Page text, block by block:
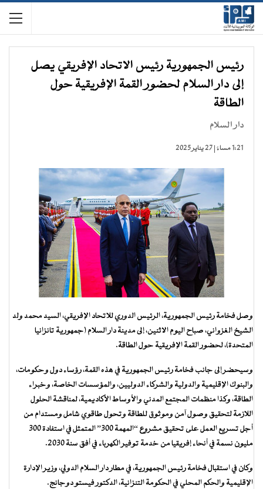
رئيس الجمهورية رئيس الاتحاد الإفريقي يصل
إلى دار السلام لحضور القمة الإفريقية حول
الطاقة
دار السلام
1:21 مساءً | 27 يناير 2025
وصل فخامة رئيس الجمهورية، الرئيس الدوري للاتحاد الإفريقي، السيد محمد ولد
الشيخ الغزواني، صباح اليوم الاثنين، إلى مدينة دار السلام (جمهورية تانزانيا
المتحدة)، لحضور القمة الإفريقية حول الطاقة.
وسيحضر إلى جانب فخامة رئيس الجمهورية في هذه القمة، رؤساء دول وحكومات،
والبنوك الإقليمية والدولية والشركاء الدوليين، والمؤسسات الخاصة، وخبراء
الطاقة، وكذا منظمات المجتمع المدني والأوساط الأكاديمية، لمناقشة الحلول
اللازمة لتحقيق وصول آمن وموثوق للطاقة وتحول طاقوي شامل ومستدام من
أجل تسريع العمل على تحقيق مشروع “المهمة 300” المتمثل في استفادة 300
مليون نسمة في أنحاء إفريقيا من خدمة توفير الكهرباء في أفق سنة 2030.
وكان في استقبال فخامة رئيس الجمهورية، في مطار دار السلام الدولي، وزير الإدارة
الإقليمية والحكم المحلي في الحكومة التنزانية، الدكتور فيستو دوجانج.